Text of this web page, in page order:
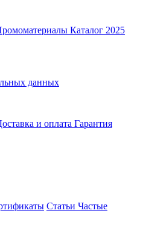
Каталог 2025
данных
и оплата Гарантия
Статьи Частые